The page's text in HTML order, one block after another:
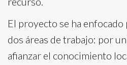
El proyecto se ha
dos áreas de trabajo: por
afianzar el conocimiento